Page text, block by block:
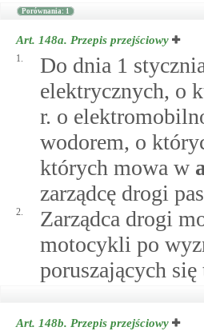
Porównania: 1
Art. 148a. Przepis przejściowy
1.
Do dnia 1
elektrycznych, o
r. o
wodorem, o
których mowa w
zarządcę drogi
2.
Zarządca drogi
motocykli po
poruszających
Art. 148b. Przepis przejściowy